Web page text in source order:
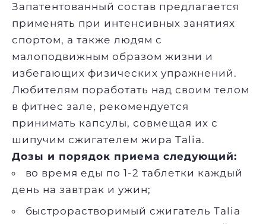
Запатентованный состав предлагается
применять при интенсивных занятиях
спортом, а также людям с
малоподвижным образом жизни и
избегающих физических упражнений.
Любителям поработать над своим телом
в фитнес зале, рекомендуется
принимать капсулы, совмещая их с
шипучим сжигателем жира Talia.
Дозы и порядок приема следующий:
во время еды по 1-2 таблетки каждый
день на завтрак и ужин;
быстрорастворимый сжигатель Talia